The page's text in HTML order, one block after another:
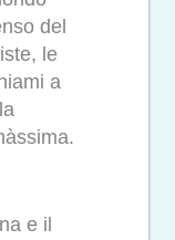
del
le
a
e il